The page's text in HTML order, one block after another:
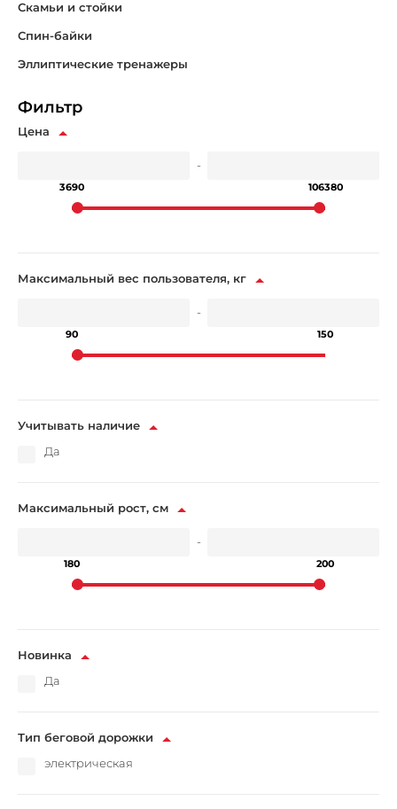
Скамьи и стойки
Спин-байки
Эллиптические тренажеры
Фильтр
Цена
-
3690 106380
Максимальный вес пользователя, кг
-
90 150
Учитывать наличие
Да
Максимальный рост, см
-
180 200
Новинка
Да
Тип беговой дорожки
электрическая